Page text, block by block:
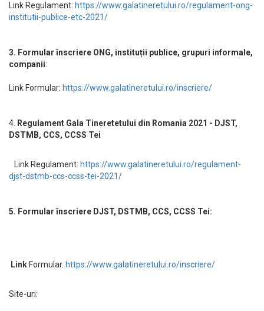
Link Regulament: https://www.galatineretului.ro/regulament-ong-
institutii-publice-etc-2021/
3. Formular înscriere ONG, instituții publice, grupuri informale,
companii:
Link Formular: https://www.galatineretului.ro/inscriere/
4. Regulament Gala Tineretetului din Romania 2021 - DJST,
DSTMB, CCS, CCSS Tei
Link Regulament: https://www.galatineretului.ro/regulament-
djst-dstmb-ccs-ccss-tei-2021/
5. Formular înscriere DJST, DSTMB, CCS, CCSS Tei:
Link Formular. https://www.galatineretului.ro/inscriere/
Site-uri: